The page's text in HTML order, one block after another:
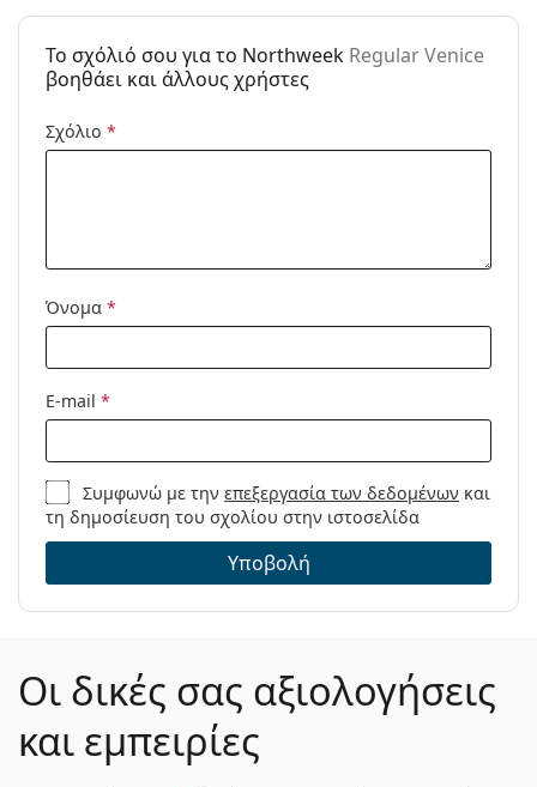
Μάρκα:
Northweek
Regular Venice
To σχόλιό σου για το Northweek Regular Venice
βοηθάει και άλλους χρήστες
Σχόλιο *
Όνομα *
E-mail *
Συμφωνώ με τηνεπεξεργασία των δεδομένων και
τη δημοσίευση του σχολίου στην ιστοσελίδα
Υποβολή
Οι δικές σας αξιολογήσεις
και εμπειρίες